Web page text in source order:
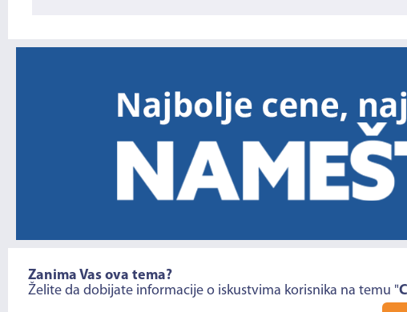
Zanima Vas ova tema?
Želite da dobijate informacije o iskustvima korisnika na temu "